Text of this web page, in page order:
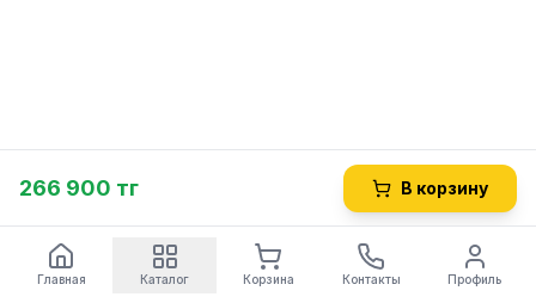
266 900 тг В корзину
Главная Каталог Корзина Контакты Профиль